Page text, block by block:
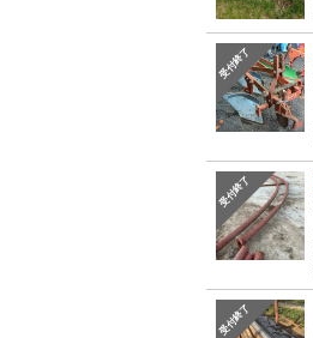
受付終了
受付終了
受付終了